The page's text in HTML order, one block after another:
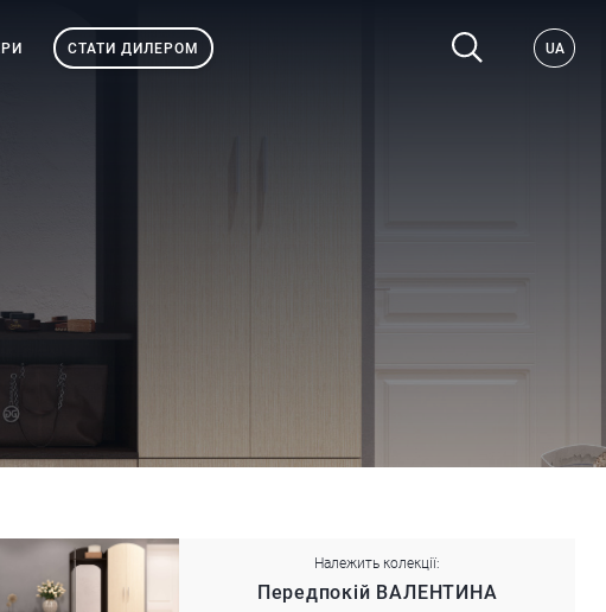
СТАТИ ДИЛЕРОМ UA
Належить колекції:
Передпокій ВАЛЕНТИНА